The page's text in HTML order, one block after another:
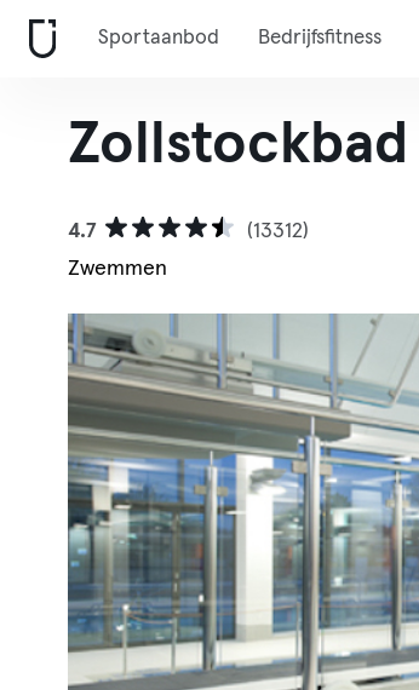
Sportaanbod Bedrijfsfitness
Zollstockbad
4.7
(13312)
Zwemmen